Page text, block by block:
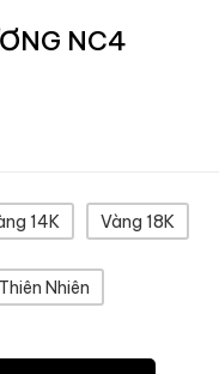
NC4
14K Vàng 18K
Thiên Nhiên